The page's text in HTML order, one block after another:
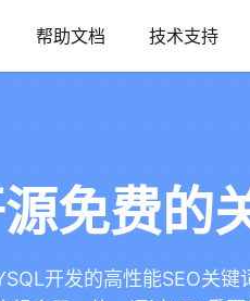
帮助文档 技术支持
免费的
开发的高性能SEO关